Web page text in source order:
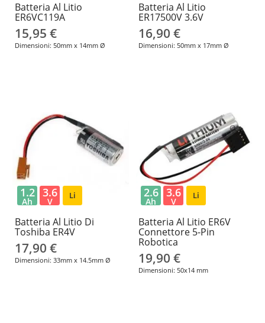
Batteria Al Litio
ER6VC119A
15,95 €
Dimensioni: 50mm x 14mm Ø
Batteria Al Litio
ER17500V 3.6V
16,90 €
Dimensioni: 50mm x 17mm Ø
Batteria Al Litio Di
Toshiba ER4V
17,90 €
Dimensioni: 33mm x 14.5mm Ø
1.2
Ah
3.6
V
Li
Batteria Al Litio ER6V
Connettore 5-Pin
Robotica
19,90 €
Dimensioni: 50x14 mm
2.6
Ah
3.6
V
Li